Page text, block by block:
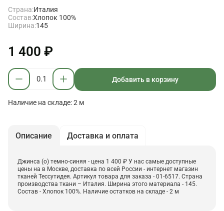
Страна:Италия
Состав:Хлопок 100%
Ширина:145
1 400 ₽
Добавить в корзину
Наличие на складе: 2 м
Описание Доставка и оплата
Джинса (о) темно-синяя - цена 1 400 ₽ У нас самые доступные
цены на в Москве, доставка по всей России - интернет магазин
тканей Тессутидея. Артикул товара для заказа - 01-6517. Страна
производства ткани – Италия. Ширина этого материала - 145.
Состав - Хлопок 100%. Наличие остатков на складе - 2 м